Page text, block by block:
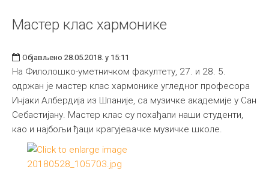
Мастер клас хармонике
Објављено 28.05.2018. у 15:11
На Филолошко-уметничком факултету, 27. и 28. 5.
одржан је мастер клас хармонике угледног професора
Инјаки Албердија из Шпаније, са музичке академије у Сан
Себастијану. Мастер клас су похађали наши студенти,
као и најбољи ђаци крагујевачке музичке школе.